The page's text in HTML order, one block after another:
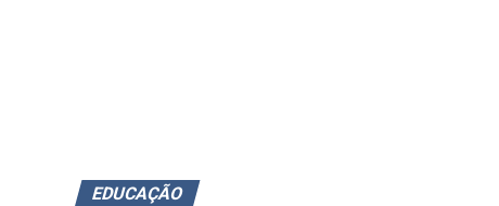
EDUCAÇÃO